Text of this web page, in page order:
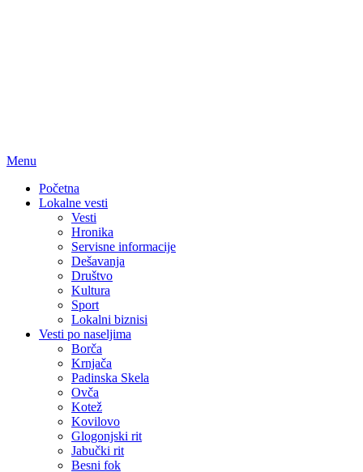
Menu
Početna
Lokalne vesti
Vesti
Hronika
Servisne informacije
Dešavanja
Društvo
Kultura
Sport
Lokalni biznisi
Vesti po naseljima
Borča
Krnjača
Padinska Skela
Ovča
Kotež
Kovilovo
Glogonjski rit
Jabučki rit
Besni fok